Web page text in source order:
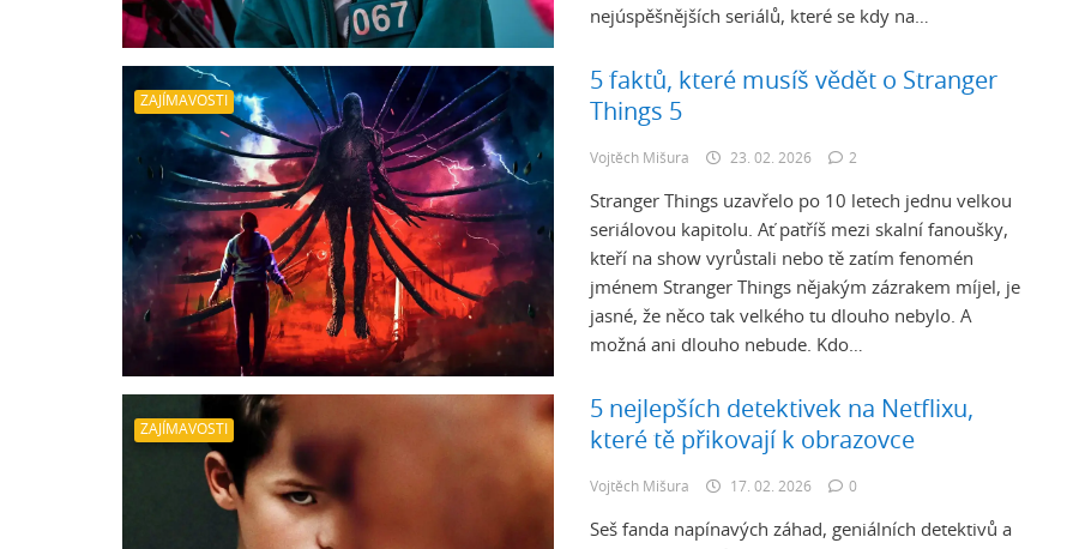
nejúspěšnějších seriálů, které se kdy na…
ZAJÍMAVOSTI
5 faktů, které musíš vědět o Stranger
Things 5
Vojtěch Mišura 23. 02. 2026 2
Stranger Things uzavřelo po 10 letech jednu velkou
seriálovou kapitolu. Ať patříš mezi skalní fanoušky,
kteří na show vyrůstali nebo tě zatím fenomén
jménem Stranger Things nějakým zázrakem míjel, je
jasné, že něco tak velkého tu dlouho nebylo. A
možná ani dlouho nebude. Kdo…
ZAJÍMAVOSTI
5 nejlepších detektivek na Netflixu,
které tě přikovají k obrazovce
Vojtěch Mišura 17. 02. 2026 0
Seš fanda napínavých záhad, geniálních detektivů a